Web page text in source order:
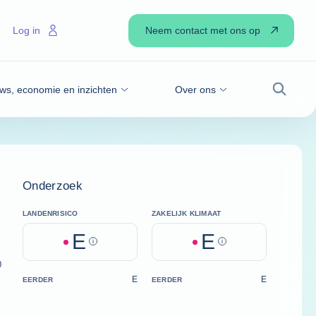
economie en inzichten Over ons
Zoek
Log in Neem contact met ons op
Onderzoek
LANDENRISICO
E Help
ZAKELIJK KLIMAAT
E Help
EERDER E EERDER E